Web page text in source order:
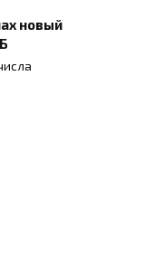
новый